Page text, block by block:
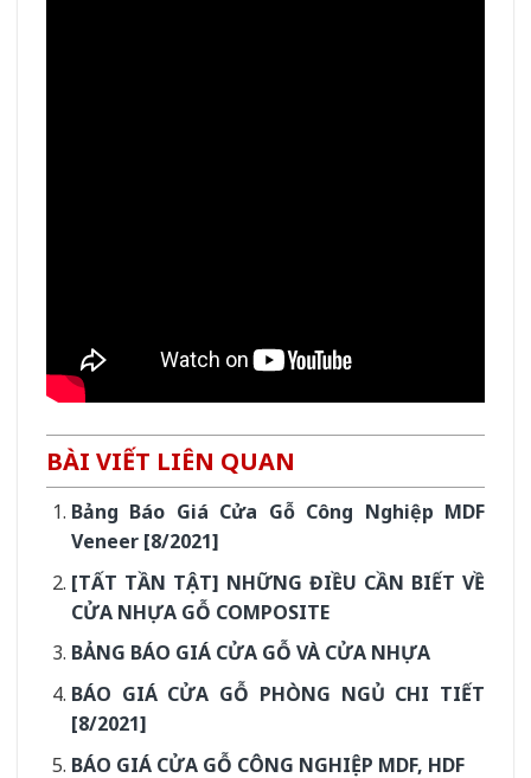
BÀI VIẾT LIÊN QUAN
Bảng Báo Giá Cửa Gỗ Công Nghiệp MDF
Veneer [8/2021]
[TẤT TẦN TẬT] NHỮNG ĐIỀU CẦN BIẾT VỀ
CỬA NHỰA GỖ COMPOSITE
BẢNG BÁO GIÁ CỬA GỖ VÀ CỬA NHỰA
BÁO GIÁ CỬA GỖ PHÒNG NGỦ CHI TIẾT
[8/2021]
BÁO GIÁ CỬA GỖ CÔNG NGHIỆP MDF, HDF